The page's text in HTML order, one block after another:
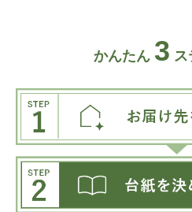
かんたん 3 ス